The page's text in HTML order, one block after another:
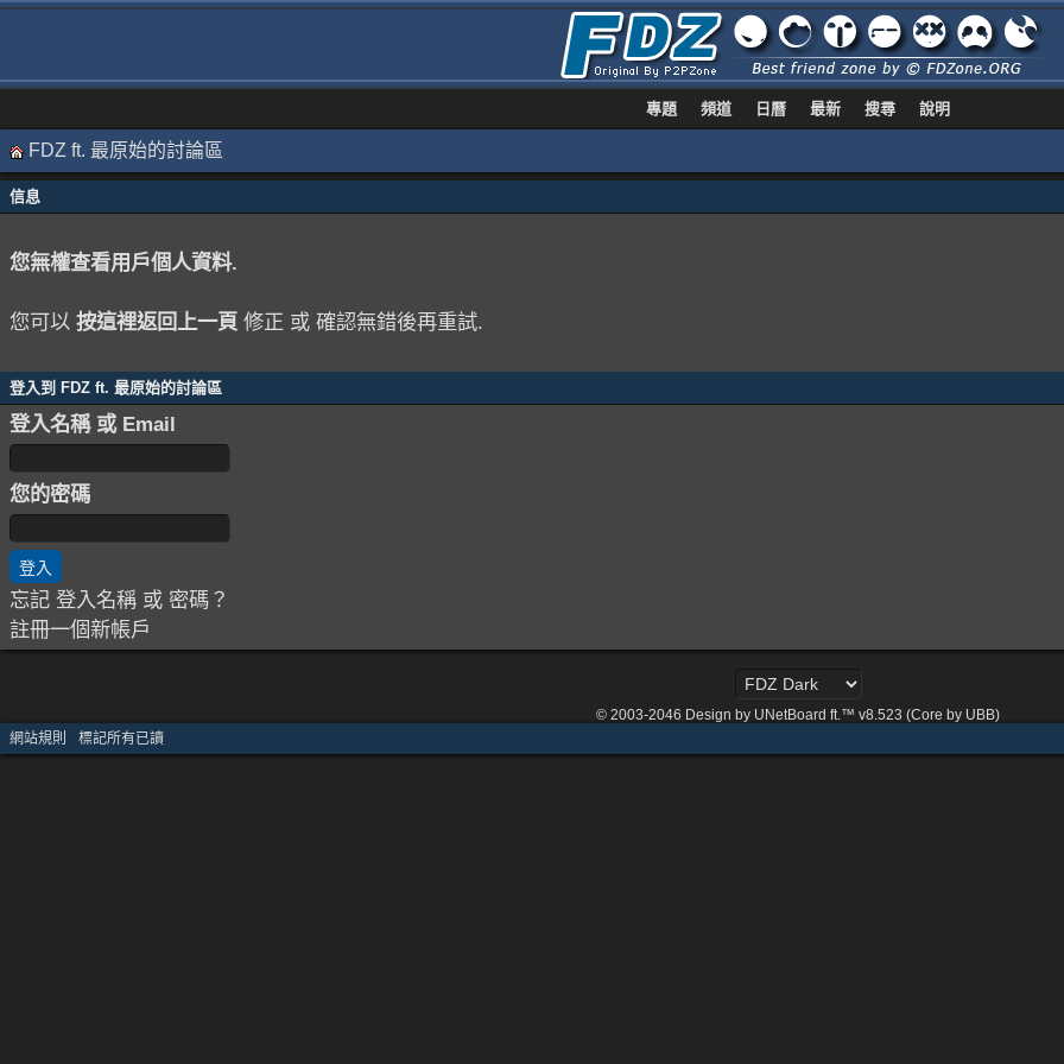
專題 頻道 日曆 最新 搜尋 說明
FDZ ft. 最原始的討論區
信息
您無權查看用戶個人資料.
您可以 按這裡返回上一頁 修正 或 確認無錯後再重試.
登入到 FDZ ft. 最原始的討論區
登入名稱 或 Email
您的密碼
忘記 登入名稱 或 密碼？
註冊一個新帳戶
© 2003-2046 Design by UNetBoard ft.™ v8.523 (Core by UBB)
網站規則 · 標記所有已讀